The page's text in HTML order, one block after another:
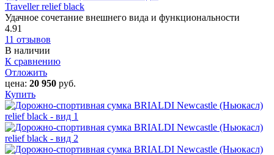
Traveller relief black
Удачное сочетание внешнего вида и функциональности
4.91
11 отзывов
В наличии
К сравнению
Отложить
цена: 20 950 руб.
Купить